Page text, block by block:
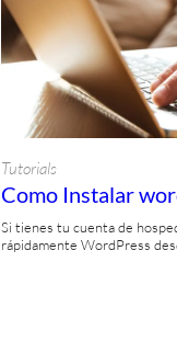
Tutorials
Como Instalar
Si tienes tu cuenta de
rápidamente WordPress